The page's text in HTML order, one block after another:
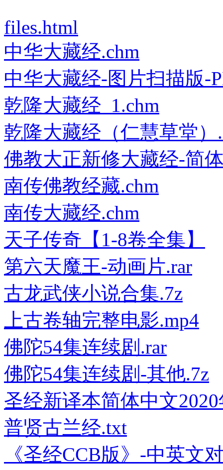
files.html
中华大藏经.chm
中华大藏经-图片扫描版-
乾隆大藏经_1.chm
乾隆大藏经（仁慧草堂）
佛教大正新修大藏经-简
南传佛教经藏.chm
南传大藏经.chm
天子传奇【1-8卷全集】
第六天魔王-动画片.rar
古龙武侠小说合集.7z
上古卷轴完整电影.mp4
佛陀54集连续剧.rar
佛陀54集连续剧-其他.7z
圣经新译本简体中文
普贤古兰经.txt
《圣经CCB版》-中英文